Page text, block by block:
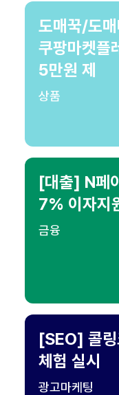
도매꾹/도
쿠팡마켓플
5만원 제
상품
[대출] N페
7% 이자지
금융
[SEO] 콜
체험 실시
광고마케팅